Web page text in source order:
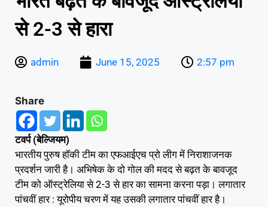
से 2-3 से हारा
admin June 15, 2025 2:57 pm
Share
टवर्प (बेल्जियम)
भारतीय पुरुष हॉकी टीम का एफआईएच प्रो लीग में निराशाजनक
प्रदर्शन जारी है। अभिषेक के दो गोल की मदद से बढ़त के बावजूद
टीम को ऑस्ट्रेलिया से 2-3 से हार का सामना करना पड़ा। लगातार
पांचवीं हार : यूरोपीय चरण में यह उसकी लगातार पांचवीं हार है।